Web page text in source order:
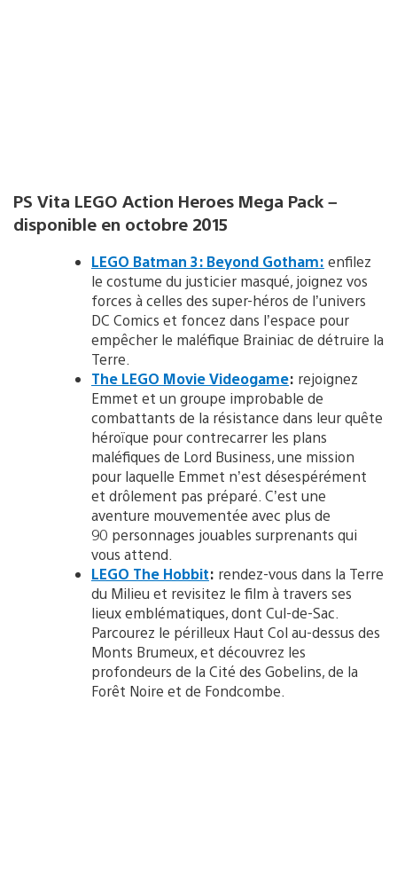
PS Vita LEGO Action Heroes Mega Pack –
disponible en octobre 2015
LEGO Batman 3: Beyond Gotham: enfilez
le costume du justicier masqué, joignez vos
forces à celles des super-héros de l’univers
DC Comics et foncez dans l’espace pour
empêcher le maléfique Brainiac de détruire la
Terre.
The LEGO Movie Videogame: rejoignez
Emmet et un groupe improbable de
combattants de la résistance dans leur quête
héroïque pour contrecarrer les plans
maléfiques de Lord Business, une mission
pour laquelle Emmet n’est désespérément
et drôlement pas préparé. C’est une
aventure mouvementée avec plus de
90 personnages jouables surprenants qui
vous attend.
LEGO The Hobbit: rendez-vous dans la Terre
du Milieu et revisitez le film à travers ses
lieux emblématiques, dont Cul-de-Sac.
Parcourez le périlleux Haut Col au-dessus des
Monts Brumeux, et découvrez les
profondeurs de la Cité des Gobelins, de la
Forêt Noire et de Fondcombe.